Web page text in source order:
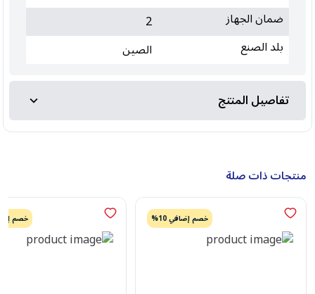
ضمان الجهاز
2
بلد الصنع
الصين
تفاصيل المنتج
منتجات ذات صلة
خصم إضافي 10% خصم